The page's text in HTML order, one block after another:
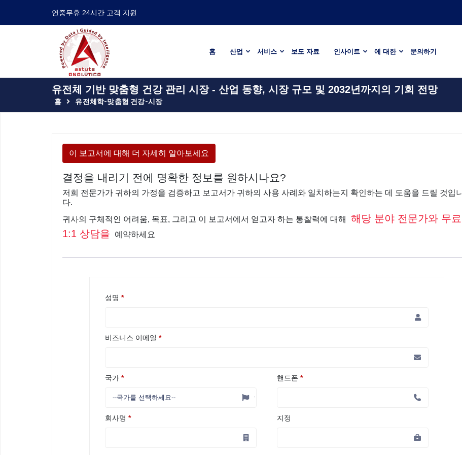
연중무휴 24시간 고객 지원
홈 산업 서비스 보도 자료 인사이트 에 대한 문의하기
유전체 기반 맞춤형 건강 관리 시장 - 산업 동향, 시장 규모 및 2032년까지의 기회 전망
홈 유전체학-맞춤형 건강-시장
이 보고서에 대해 더 자세히 알아보세요
결정을 내리기 전에 명확한 정보를 원하시나요?
저희 전문가가 귀하의 가정을 검증하고 보고서가 귀하의 사용 사례와 일치하는지 확인하는 데 도움을 드릴 것입니
다.
귀사의 구체적인 어려움, 목표, 그리고 이 보고서에서 얻고자 하는 통찰력에 대해
해당 분야 전문가와 무료
1:1 상담을
예약하세요
성명 *
비즈니스 이메일 *
국가 * 핸드폰 *
회사명 * 지정